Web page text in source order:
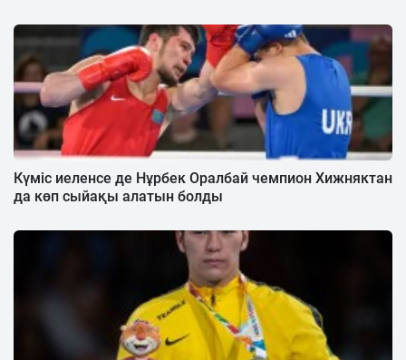
Күміс иеленсе де Нұрбек Оралбай чемпион Хижняктан
да көп сыйақы алатын болды